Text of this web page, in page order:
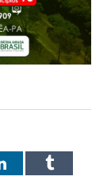
LinkedIn